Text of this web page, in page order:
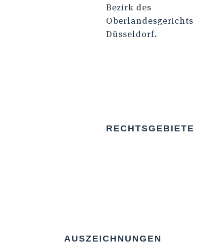
Bezirk des
Oberlandesgerichts
Düsseldorf.
RECHTSGEBIETE
AUSZEICHNUNGEN